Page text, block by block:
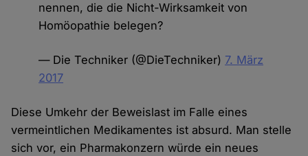
nennen, die die Nicht-Wirksamkeit von
Homöopathie belegen?
— Die Techniker (@DieTechniker) 7. März
2017
Diese Umkehr der Beweislast im Falle eines
vermeintlichen Medikamentes ist absurd. Man stelle
sich vor, ein Pharmakonzern würde ein neues